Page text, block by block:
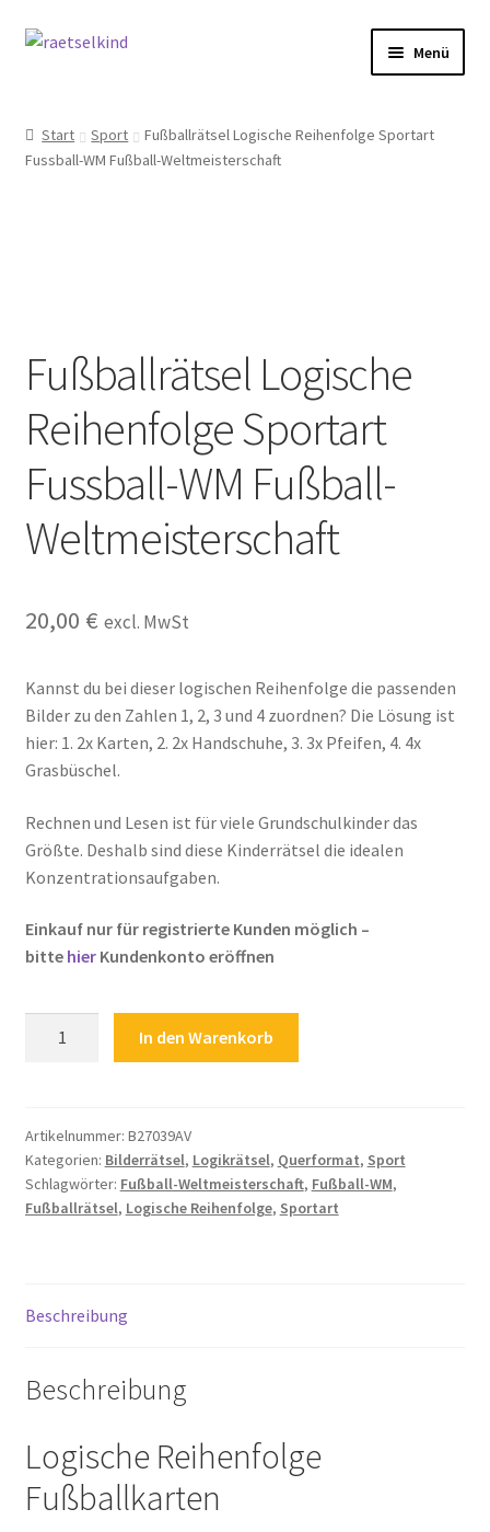
Zur
Zum
Menü
AGB
FAQ
Impressum
Kostenlose Rätsel
Mein Konto
Shop
Versandarten
Zahlungsarten
Start Sport
Fußballrätsel Logische Reihenfolge Sportart
Fussball-WM Fußball-Weltmeisterschaft
Fußballrätsel Logische
Reihenfolge Sportart
Fussball-WM Fußball-
Weltmeisterschaft
20,00 € excl. MwSt
Kannst du bei dieser logischen Reihenfolge die passenden
Bilder zu den Zahlen 1, 2, 3 und 4 zuordnen? Die Lösung ist
hier: 1. 2x Karten, 2. 2x Handschuhe, 3. 3x Pfeifen, 4. 4x
Grasbüschel.
Rechnen und Lesen ist für viele Grundschulkinder das
Größte. Deshalb sind diese Kinderrätsel die idealen
Konzentrationsaufgaben.
Einkauf nur für registrierte Kunden möglich –
bitte hierKundenkonto eröffnen
Fussball-
WM
Fußball-
Weltmeisterschaft
In den Warenkorb
Artikelnummer: B27039AV
Kategorien: Bilderrätsel, Logikrätsel, Querformat, Sport
Schlagwörter: Fußball-Weltmeisterschaft, Fußball-WM,
Fußballrätsel, Logische Reihenfolge, Sportart
Beschreibung
Beschreibung
Logische Reihenfolge
Fußballkarten